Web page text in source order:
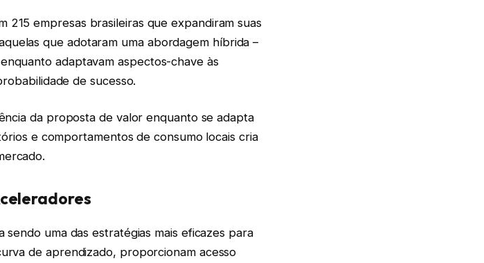
215 empresas brasileiras que expandiram suas
que adotaram uma abordagem híbrida –
adaptavam aspectos-chave às
de sucesso.
da proposta de valor enquanto se adapta
e comportamentos de consumo locais cria
uma das estratégias mais eficazes para
de aprendizado, proporcionam acesso